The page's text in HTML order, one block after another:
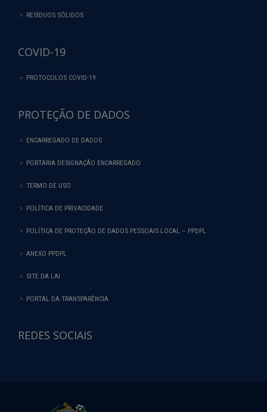
RESÍDUOS SÓLIDOS
COVID-19
PROTOCOLOS COVID-19
PROTEÇÃO DE DADOS
ENCARREGADO DE DADOS
PORTARIA DESIGNAÇÃO ENCARREGADO
TERMO DE USO
POLÍTICA DE PRIVACIDADE
POLÍTICA DE PROTEÇÃO DE DADOS PESSOAIS LOCAL – PPDPL
ANEXO PPDPL
SITE DA LAI
PORTAL DA TRANSPARÊNCIA
REDES SOCIAIS